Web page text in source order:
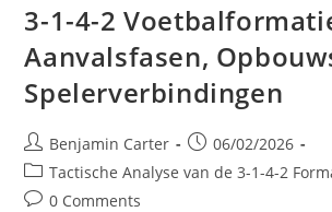
3-1-4-2
Aanvalsfasen,
Spelerverbindingen
Post
author:
Benjamin Carter
Post
published:
06/02/2026
Post
category:
Tactische Analyse van de 3-1-4-2
Post0 Comments